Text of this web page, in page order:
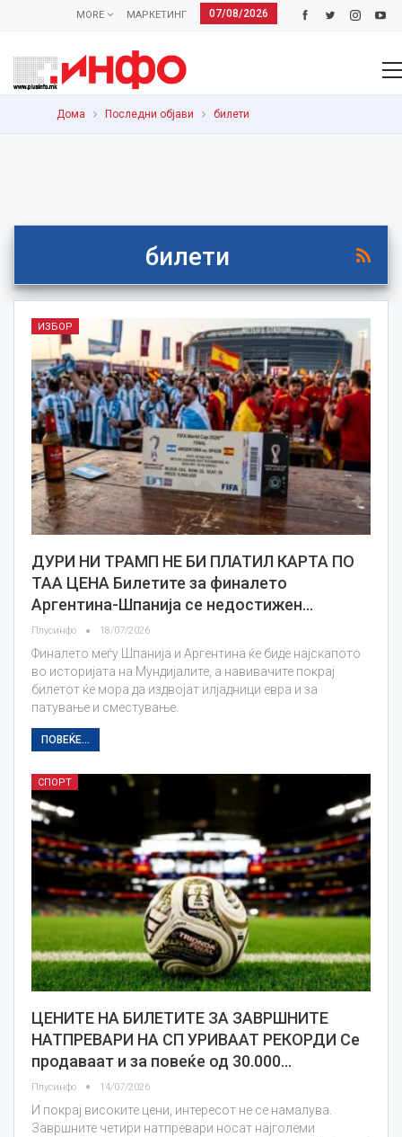
07/08/2026
МАРКЕТИНГ
MORE
Дома Последни објави билети
билети
ИЗБОР
ДУРИ НИ ТРАМП НЕ БИ ПЛАТИЛ КАРТА ПО
ТАА ЦЕНА Билетите за финалето
Аргентина-Шпанија се недостижен…
Плусинфо 18/07/2026
Финалето меѓу Шпанија и Аргентина ќе биде најскапото
во историјата на Мундијалите, а навивачите покрај
билетот ќе мора да издвојат илјадници евра и за
патување и сместување.
ПОВЕЌЕ...
СПОРТ
ЦЕНИТЕ НА БИЛЕТИТЕ ЗА ЗАВРШНИТЕ
НАТПРЕВАРИ НА СП УРИВААТ РЕКОРДИ Се
продаваат и за повеќе од 30.000…
Плусинфо 14/07/2026
И покрај високите цени, интересот не се намалува.
Завршните четири натпревари носат најголеми